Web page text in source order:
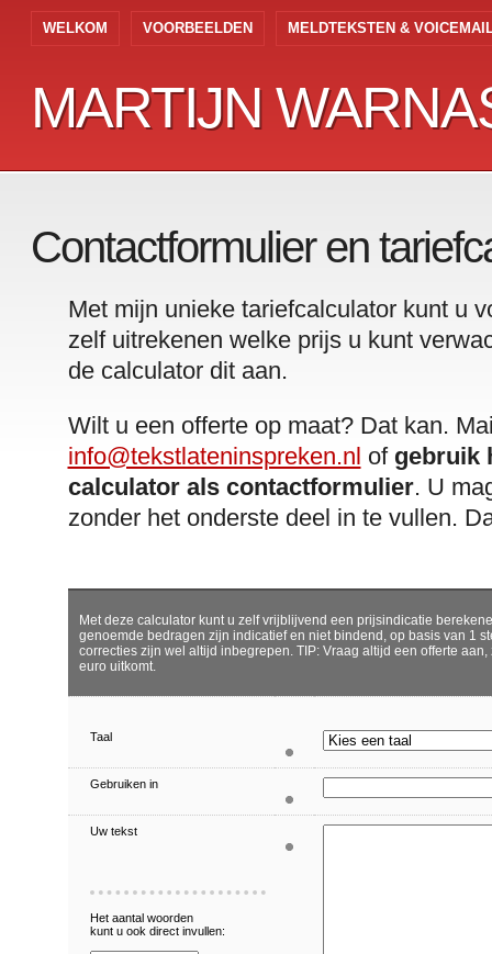
WELKOM VOORBEELDEN MELDTEKSTEN &
MARTIJN
MARTIJN
Contactformulier en
Met mijn unieke tariefcalculator kunt u
zelf uitrekenen welke prijs u kunt
de calculator dit aan.
Wilt u een offerte op maat? Dat kan.
info@tekstlateninspreken.nl of gebruik
calculator als contactformulier. U
zonder het onderste deel in te vullen.
Met deze calculator kunt u zelf vrijblijvend een prijsindicatie
genoemde bedragen zijn indicatief en niet bindend, op basis van 1
correcties zijn wel altijd inbegrepen. TIP: Vraag altijd een offerte
euro uitkomt.
Taal
Gebruiken in
Uw tekst
Het aantal woorden
kunt u ook direct invullen: